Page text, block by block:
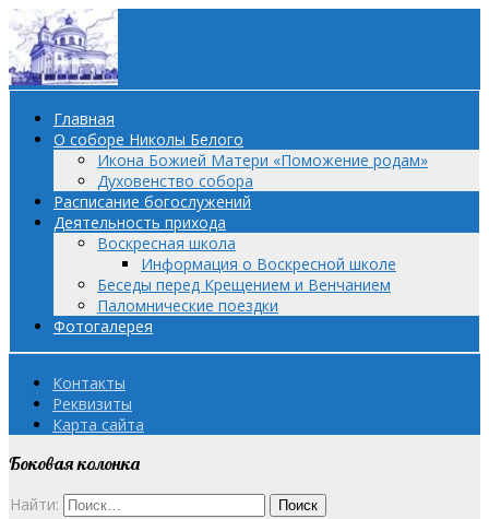
Главная
О соборе Николы Белого
Икона Божией Матери «Поможение родам»
Духовенство собора
Расписание богослужений
Деятельность прихода
Воскресная школа
Информация о Воскресной школе
Беседы перед Крещением и Венчанием
Паломнические поездки
Фотогалерея
Контакты
Реквизиты
Карта сайта
Боковая колонка
Найти: